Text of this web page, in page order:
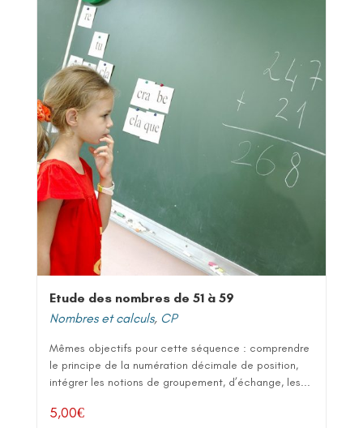
Etude des nombres de 51 à 59
Nombres et calculs, CP
Mêmes objectifs pour cette séquence : comprendre
le principe de la numération décimale de position,
intégrer les notions de groupement, d’échange, les...
5,00€